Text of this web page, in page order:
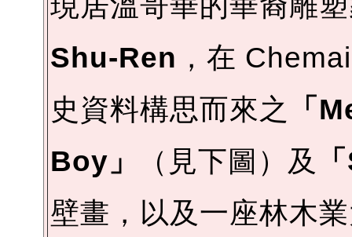
Shu-Ren ，在
史資料構思而來之
「
Boy」
（見下圖）及
壁畫，以及一座林木